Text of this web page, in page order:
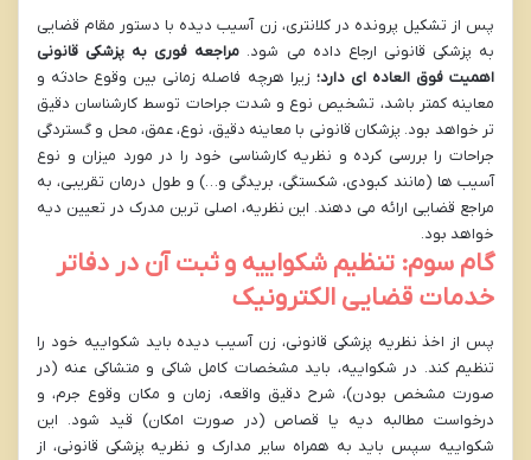
پس از تشکیل پرونده در کلانتری، زن آسیب دیده با دستور مقام قضایی
به پزشکی قانونی ارجاع داده می شود. مراجعه فوری به پزشکی قانونی
اهمیت فوق العاده ای دارد؛ زیرا هرچه فاصله زمانی بین وقوع حادثه و
معاینه کمتر باشد، تشخیص نوع و شدت جراحات توسط کارشناسان دقیق
تر خواهد بود. پزشکان قانونی با معاینه دقیق، نوع، عمق، محل و گستردگی
جراحات را بررسی کرده و نظریه کارشناسی خود را در مورد میزان و نوع
آسیب ها (مانند کبودی، شکستگی، بریدگی و…) و طول درمان تقریبی، به
مراجع قضایی ارائه می دهند. این نظریه، اصلی ترین مدرک در تعیین دیه
خواهد بود.
گام سوم: تنظیم شکواییه و ثبت آن در دفاتر
خدمات قضایی الکترونیک
پس از اخذ نظریه پزشکی قانونی، زن آسیب دیده باید شکواییه خود را
تنظیم کند. در شکواییه، باید مشخصات کامل شاکی و متشاکی عنه (در
صورت مشخص بودن)، شرح دقیق واقعه، زمان و مکان وقوع جرم، و
درخواست مطالبه دیه یا قصاص (در صورت امکان) قید شود. این
شکواییه سپس باید به همراه سایر مدارک و نظریه پزشکی قانونی، از